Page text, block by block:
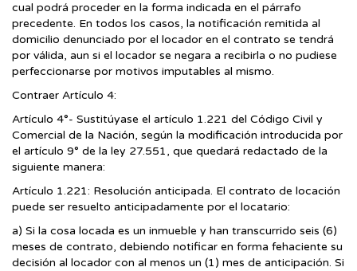
cual podrá proceder en la forma indicada en el párrafo
precedente. En todos los casos, la notificación remitida al
domicilio denunciado por el locador en el contrato se tendrá
por válida, aun si el locador se negara a recibirla o no pudiese
perfeccionarse por motivos imputables al mismo.
Contraer Artículo 4:
Artículo 4°- Sustitúyase el artículo 1.221 del Código Civil y
Comercial de la Nación, según la modificación introducida por
el artículo 9° de la ley 27.551, que quedará redactado de la
siguiente manera:
Artículo 1.221: Resolución anticipada. El contrato de locación
puede ser resuelto anticipadamente por el locatario:
a) Si la cosa locada es un inmueble y han transcurrido seis (6)
meses de contrato, debiendo notificar en forma fehaciente su
decisión al locador con al menos un (1) mes de anticipación. Si